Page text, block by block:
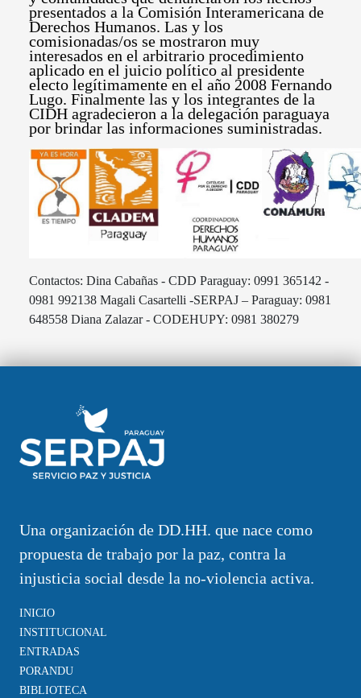
presentados a la Comisión Interamericana de
Derechos Humanos. Las y los
comisionadas/os se mostraron muy
interesados en el arbitrario procedimiento
aplicado en el juicio político al presidente
electo legítimamente en el año 2008 Fernando
Lugo. Finalmente las y los integrantes de la
CIDH agradecieron a la delegación paraguaya
por brindar las informaciones suministradas.
Contactos: Dina Cabañas - CDD Paraguay: 0991 365142 -
0981 992138 Magali Casartelli -SERPAJ – Paraguay: 0981
648558 Diana Zalazar - CODEHUPY: 0981 380279
Una organización de DD.HH. que nace como
propuesta de trabajo por la paz, contra la
injusticia social desde la no-violencia activa.
INICIO
INSTITUCIONAL
ENTRADAS
PORANDU
BIBLIOTECA